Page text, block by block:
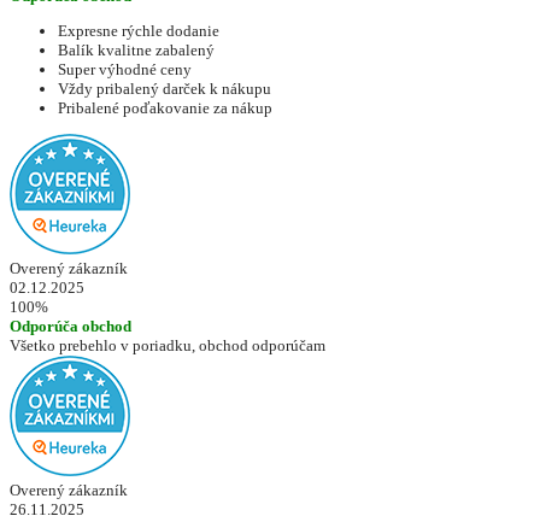
Expresne rýchle dodanie
Balík kvalitne zabalený
Super výhodné ceny
Vždy pribalený darček k nákupu
Pribalené poďakovanie za nákup
Overený zákazník
02.12.2025
100%
Odporúča obchod
Všetko prebehlo v poriadku, obchod odporúčam
Overený zákazník
26.11.2025